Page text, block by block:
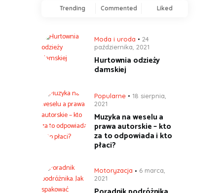
Trending Commented Liked
Moda i uroda
24
października, 2021
Hurtownia odzieży
damskiej
Popularne
18 sierpnia,
2021
Muzyka na weselu a
prawa autorskie – kto
za to odpowiada i kto
płaci?
Motoryzacja
6 marca,
2021